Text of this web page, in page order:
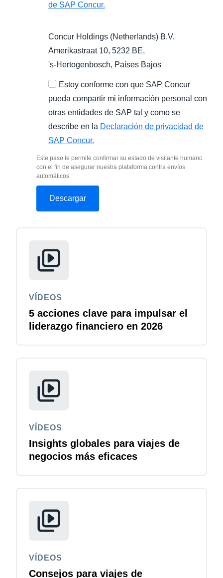
de SAP Concur.
Concur Holdings (Netherlands) B.V.
Amerikastraat 10, 5232 BE,
's-Hertogenbosch, Países Bajos
Estoy conforme con que SAP Concur
pueda compartir mi información personal con
otras entidades de SAP tal y como se
describe en la Declaración de privacidad de
SAP Concur.
Este paso le permite confirmar su estado de visitante humano
con el fin de asegurar nuestra plataforma contra envíos
automáticos.
VÍDEOS
5 acciones clave para impulsar el
liderazgo financiero en 2026
VÍDEOS
Insights globales para viajes de
negocios más eficaces
VÍDEOS
Consejos para viajes de